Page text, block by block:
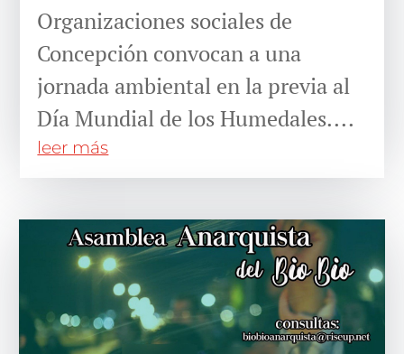
Organizaciones sociales de
Concepción convocan a una
jornada ambiental en la previa al
Día Mundial de los Humedales....
leer más